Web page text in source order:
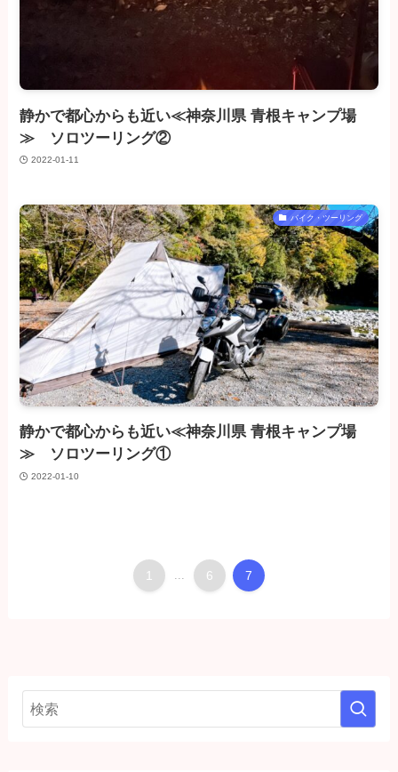
静かで都心からも近い≪神奈川県 青根キャンプ場
≫ ソロツーリング②
2022-01-11
バイク・ツーリング
静かで都心からも近い≪神奈川県 青根キャンプ場
≫ ソロツーリング①
2022-01-10
1 ... 6 7